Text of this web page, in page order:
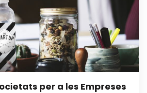
per a les Empreses